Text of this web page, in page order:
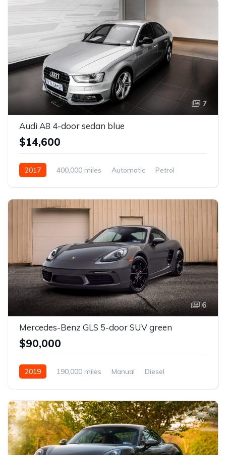
7
Audi A8 4-door sedan blue
$14,600
2017 400,000 miles Automatic
Petrol
6
Mercedes-Benz GLS 5-door SUV green
$90,000
2019 190,000 miles Manual
Diesel